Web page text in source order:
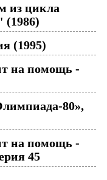
из цикла
(1986)
(1995)
на помощь -
80»,
на помощь -
45